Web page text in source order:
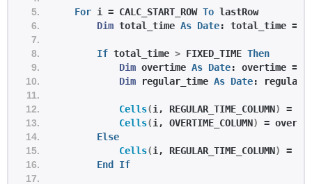
For i = CALC_START_ROW To lastRow
Dim total_time As Date: total_time =
If total_time > FIXED_TIME Then
Dim overtime As Date: overtime =
Dim regular_time As Date:
Cells(i, REGULAR_TIME_COLUMN)
=
Cells(i, OVERTIME_COLUMN)
=
Else
Cells(i, REGULAR_TIME_COLUMN)
=
End
If